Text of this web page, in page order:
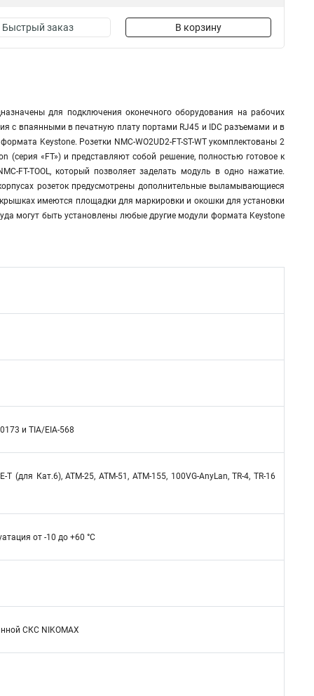
Быстрый заказ В корзину
для подключения оконечного оборудования на рабочих
с впаянными в печатную плату портами RJ45 и IDC разъемами и в
Keystone. Розетки NMC-WO2UD2-FT-ST-WT укомплектованы 2
«FT») и представляют собой решение, полностью готовое к
FT-TOOL, который позволяет заделать модуль в одно нажатие.
розеток предусмотрены дополнительные выламывающиеся
имеются площадки для маркировки и окошки для установки
могут быть установлены любые другие модули формата Keystone
и TIA/EIA-568
T (для Кат.6), ATM-25, ATM-51, ATM-155, 100VG-AnyLan, TR-4, TR-16
от -10 до +60 °C
СКС NIKOMAX